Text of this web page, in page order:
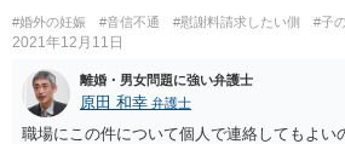
#婚外の妊娠 #音信不通 #慰謝料請求したい側 #子
2021年12月11日
離婚・男女問題に強い弁護士
原田 和幸 弁護士
職場にこの件について個人で連絡してもよい